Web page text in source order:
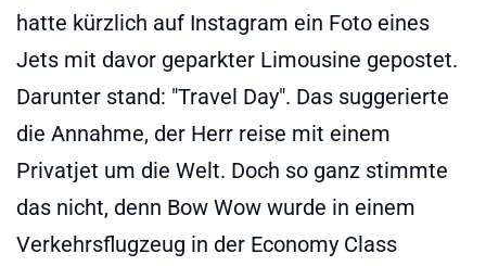
hatte kürzlich auf Instagram ein Foto eines
Jets mit davor geparkter Limousine gepostet.
Darunter stand: "Travel Day". Das suggerierte
die Annahme, der Herr reise mit einem
Privatjet um die Welt. Doch so ganz stimmte
das nicht, denn Bow Wow wurde in einem
Verkehrsflugzeug in der Economy Class